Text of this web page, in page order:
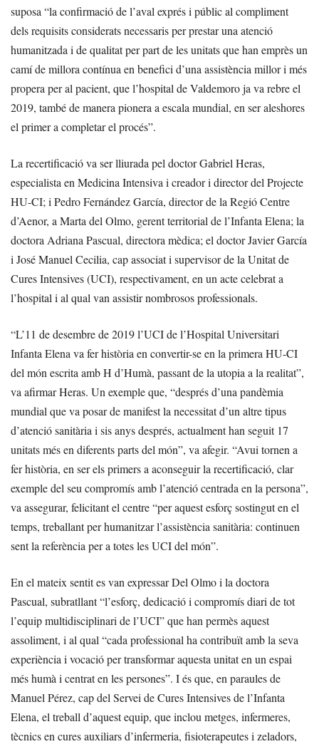
suposa “la confirmació de l’aval exprés i públic al compliment
dels requisits considerats necessaris per prestar una atenció
humanitzada i de qualitat per part de les unitats que han emprès un
camí de millora contínua en benefici d’una assistència millor i més
propera per al pacient, que l’hospital de Valdemoro ja va rebre el
2019, també de manera pionera a escala mundial, en ser aleshores
el primer a completar el procés”.
La recertificació va ser lliurada pel doctor Gabriel Heras,
especialista en Medicina Intensiva i creador i director del Projecte
HU-CI; i Pedro Fernández García, director de la Regió Centre
d’Aenor, a Marta del Olmo, gerent territorial de l’Infanta Elena; la
doctora Adriana Pascual, directora mèdica; el doctor Javier García
i José Manuel Cecilia, cap associat i supervisor de la Unitat de
Cures Intensives (UCI), respectivament, en un acte celebrat a
l’hospital i al qual van assistir nombrosos professionals.
“L’11 de desembre de 2019 l’UCI de l’Hospital Universitari
Infanta Elena va fer història en convertir-se en la primera HU-CI
del món escrita amb H d’Humà, passant de la utopia a la realitat”,
va afirmar Heras. Un exemple que, “després d’una pandèmia
mundial que va posar de manifest la necessitat d’un altre tipus
d’atenció sanitària i sis anys després, actualment han seguit 17
unitats més en diferents parts del món”, va afegir. “Avui tornen a
fer història, en ser els primers a aconseguir la recertificació, clar
exemple del seu compromís amb l’atenció centrada en la persona”,
va assegurar, felicitant el centre “per aquest esforç sostingut en el
temps, treballant per humanitzar l’assistència sanitària: continuen
sent la referència per a totes les UCI del món”.
En el mateix sentit es van expressar Del Olmo i la doctora
Pascual, subratllant “l’esforç, dedicació i compromís diari de tot
l’equip multidisciplinari de l’UCI” que han permès aquest
assoliment, i al qual “cada professional ha contribuït amb la seva
experiència i vocació per transformar aquesta unitat en un espai
més humà i centrat en les persones”. I és que, en paraules de
Manuel Pérez, cap del Servei de Cures Intensives de l’Infanta
Elena, el treball d’aquest equip, que inclou metges, infermeres,
tècnics en cures auxiliars d’infermeria, fisioterapeutes i zeladors,